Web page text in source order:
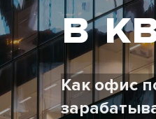
в
Как офис